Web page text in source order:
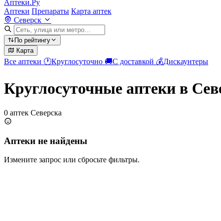
Аптеки.Ру
Аптеки Препараты Карта аптек
Северск
По рейтингу
Карта
Все аптеки 🕐Круглосуточно 🚚С доставкой 💰Дискаунтеры
Круглосуточные аптеки в
0 аптек Северска
Аптеки не найдены
Измените запрос или сбросьте фильтры.